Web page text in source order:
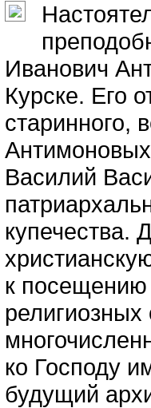
Иванович
Курске. Его
старинного,
Василий
купечества.
к
религиозных
ко Господу
будущий